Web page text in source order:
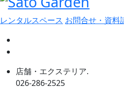
レンタルスペース お問合せ・資料
店舗・エクステリア.
026-286-2525